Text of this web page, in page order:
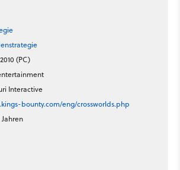
(PC)
Interactive
bounty.com/eng/crossworlds.php
Jahren